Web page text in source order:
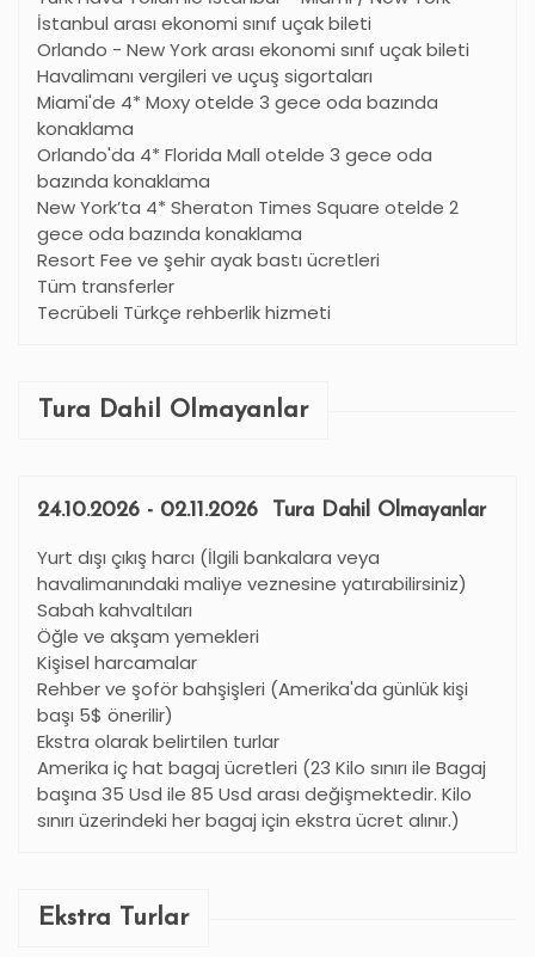
İstanbul arası ekonomi sınıf uçak bileti
Orlando - New York arası ekonomi sınıf uçak bileti
Havalimanı vergileri ve uçuş sigortaları
Miami'de 4* Moxy otelde 3 gece oda bazında
konaklama
Orlando'da 4* Florida Mall otelde 3 gece oda
bazında konaklama
New York’ta 4* Sheraton Times Square otelde 2
gece oda bazında konaklama
Resort Fee ve şehir ayak bastı ücretleri
Tüm transferler
Tecrübeli Türkçe rehberlik hizmeti
Tura Dahil Olmayanlar
24.10.2026 - 02.11.2026 Tura Dahil Olmayanlar
Yurt dışı çıkış harcı (İlgili bankalara veya
havalimanındaki maliye veznesine yatırabilirsiniz)
Sabah kahvaltıları
Öğle ve akşam yemekleri
Kişisel harcamalar
Rehber ve şoför bahşişleri (Amerika'da günlük kişi
başı 5$ önerilir)
Ekstra olarak belirtilen turlar
Amerika iç hat bagaj ücretleri (23 Kilo sınırı ile Bagaj
başına 35 Usd ile 85 Usd arası değişmektedir. Kilo
sınırı üzerindeki her bagaj için ekstra ücret alınır.)
Ekstra Turlar